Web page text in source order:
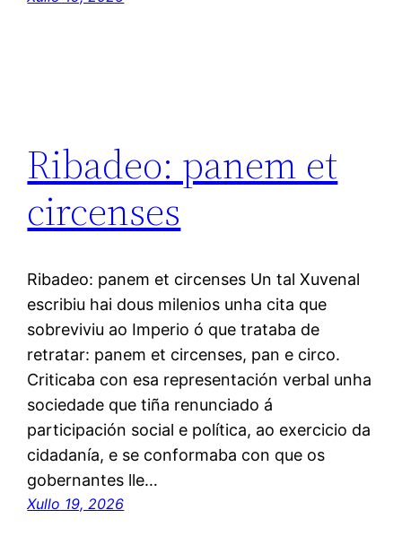
Ribadeo: panem et
circenses
Ribadeo: panem et circenses Un tal Xuvenal
escribiu hai dous milenios unha cita que
sobreviviu ao Imperio ó que trataba de
retratar: panem et circenses, pan e circo.
Criticaba con esa representación verbal unha
sociedade que tiña renunciado á
participación social e política, ao exercicio da
cidadanía, e se conformaba con que os
gobernantes lle…
Xullo 19, 2026